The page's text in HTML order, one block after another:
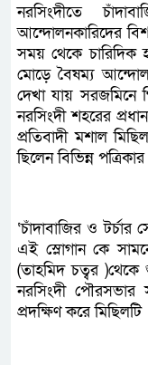
নরসিংদীতে
আন্দোলনকারিদের
সময় থেকে চারিদিক
মোড়ে বৈষম্য
দেখা যায় সরজমিনে
নরসিংদী শহরের
প্রতিবাদী মশাল
ছিলেন বিভিন্ন
‘চাঁদাবাজির ও
এই স্লোগান কে
(তাহমিদ চত্বর
নরসিংদী পৌরসভার
প্রদক্ষিণ করে মিছিলটি